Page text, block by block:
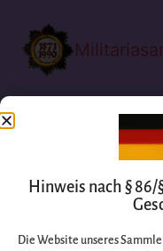
Hinweis nach §
Die Website unseres